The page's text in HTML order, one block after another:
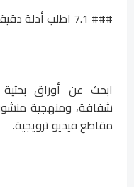
### 7.1 اطلب أدلة دقيقة
ابحث عن أوراق
شفافة، ومنهجية
مقاطع فيديو ترويجية.